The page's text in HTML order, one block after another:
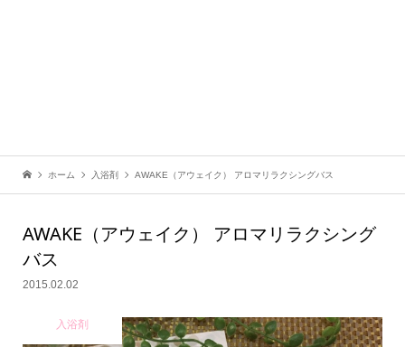
ホーム 入浴剤 AWAKE（アウェイク） アロマリラクシングバス
AWAKE（アウェイク） アロマリラクシング
バス
2015.02.02
入浴剤